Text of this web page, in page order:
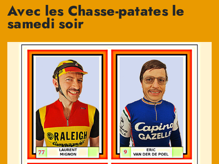
Avec les Chasse-patates le
samedi soir